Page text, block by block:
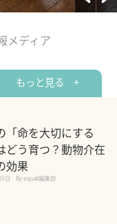
メディア
もっと見る +
「命を大切にする
どう育つ？動物介在
効果
日 By equall編集部